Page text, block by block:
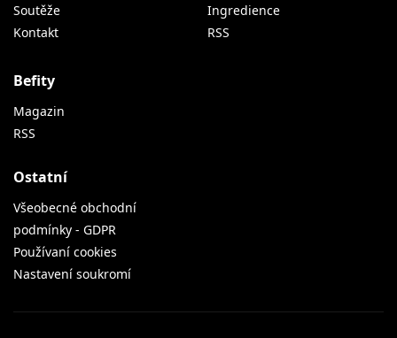
Soutěže
Kontakt
Ingredience
RSS
Befity
Magazin
RSS
Ostatní
Všeobecné obchodní
podmínky - GDPR
Používaní cookies
Nastavení soukromí